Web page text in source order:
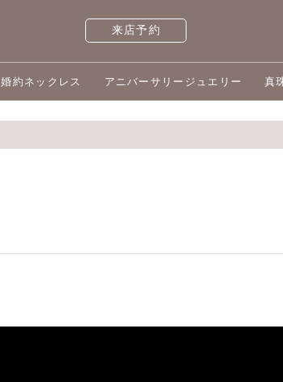
来店予約
婚約ネックレス アニバーサリージュエリー 真